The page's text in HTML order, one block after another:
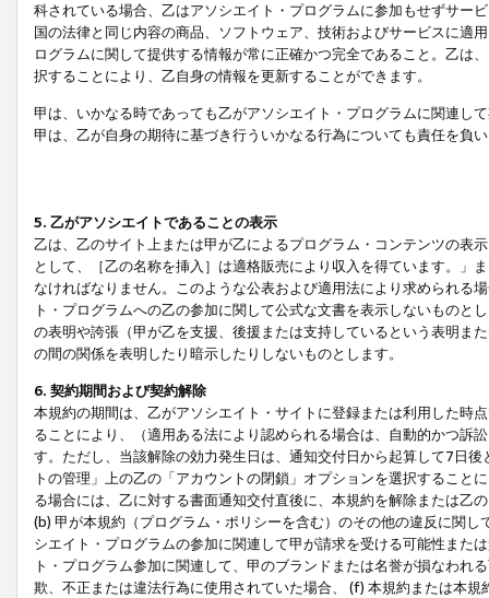
科されている場合、乙はアソシエイト・プログラムに参加もせずサー
国の法律と同じ内容の商品、ソフトウェア、技術およびサービスに適
ログラムに関して提供する情報が常に正確かつ完全であること。乙は
択することにより、乙自身の情報を更新することができます。
甲は、いかなる時であっても乙がアソシエイト・プログラムに関連し
甲は、乙が自身の期待に基づき行ういかなる行為についても責任を負
5. 乙がアソシエイトであることの表示
乙は、乙のサイト上または甲が乙によるプログラム・コンテンツの表
として、［乙の名称を挿入］は適格販売により収入を得ています。」
なければなりません。このような公表および適用法により求められる
ト・プログラムへの乙の参加に関して公式な文書を表示しないもの
の表明や誇張（甲が乙を支援、後援または支持しているという表明ま
の間の関係を表明したり暗示したりしないものとします。
6. 契約期間および契約解除
本規約の期間は、乙がアソシエイト・サイトに登録または利用した時
ることにより、（適用ある法により認められる場合は、自動的かつ訴
す。ただし、当該解除の効力発生日は、通知交付日から起算して7日
トの管理」上の乙の「アカウントの閉鎖」オプションを選択するこ
る場合には、乙に対する書面通知交付直後に、本規約を解除または乙
(b) 甲が本規約（プログラム・ポリシーを含む）のその他の違反に関
シエイト・プログラムの参加に関連して甲が請求を受ける可能性また
ト・プログラム参加に関連して、甲のブランドまたは名誉が損なわれ
欺、不正または違法行為に使用されていた場合、 (f) 本規約または本